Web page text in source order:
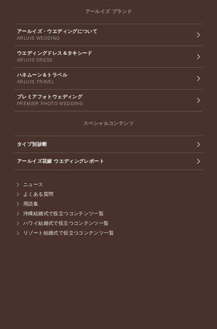
アールイズ ブランド
アールイズ・ウエディングについて
ARLUIS WEDDING
ウエディングドレス＆タキシード
ARLUIS DRESS
ハネムーン＆トラベル
ARLUIS TRAVEL
プレミアフォトウェディング
PREMIER PHOTO WEDDING
スペシャルコンテンツ
タイプ別診断
アールイズ花嫁 ウエディングレポート
ニュース
よくある質問
用語集
沖縄結婚式で役立つコンテンツ一覧
ハワイ結婚式で役立つコンテンツ一覧
リゾート結婚式で役立つコンテンツ一覧